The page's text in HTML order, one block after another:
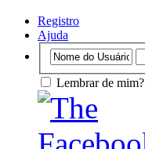
Registro
Ajuda
Lembrar de mim?